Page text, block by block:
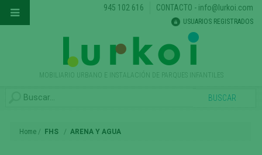
MOBILIARIO URBANO E INSTALACIÓN DE PARQUES INFANTILES
945 102 616 CONTACTO - info@lurkoi.com
USUARIOS REGISTRADOS
Home FHS ARENA Y AGUA